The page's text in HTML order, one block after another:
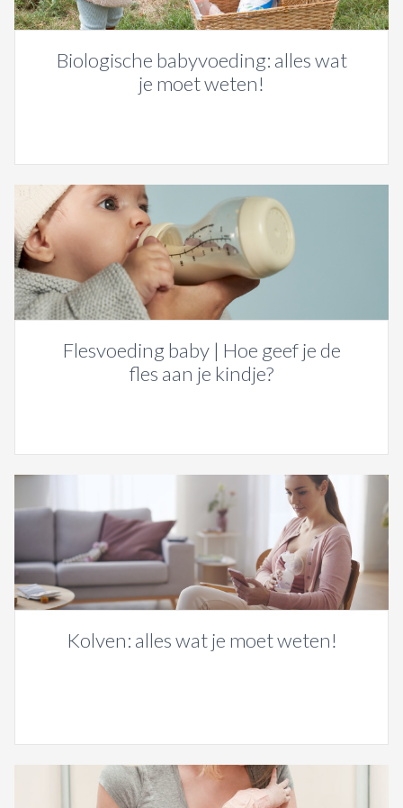
Biologische babyvoeding: alles wat
je moet weten!
Flesvoeding baby | Hoe geef je de
fles aan je kindje?
Kolven: alles wat je moet weten!